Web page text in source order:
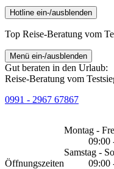
Hotline ein-/ausblenden
Top Reise-Beratung vom
Menü ein-/ausblenden
Gut beraten in den Urlaub:
Reise-Beratung vom
0991 - 2967 67867
Öffnungszeiten
Montag -
09:00
Samstag -
09:00